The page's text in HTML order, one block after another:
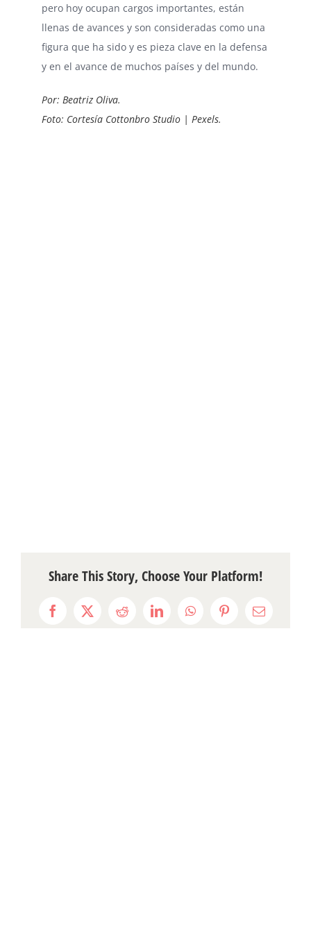
pero hoy ocupan cargos importantes, están
llenas de avances y son consideradas como una
figura que ha sido y es pieza clave en la defensa
y en el avance de muchos países y del mundo.
Por: Beatriz Oliva.
Foto: Cortesía Cottonbro Studio | Pexels.
Share This Story, Choose Your Platform!
Facebook
X RedditLinkedInWhatsAppPinterestEmail